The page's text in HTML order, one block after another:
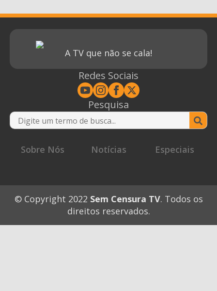
A TV que não se cala!
Redes Sociais
Pesquisa
Sobre Nós
Notícias Especiais
© Copyright 2022 Sem Censura TV. Todos os
direitos reservados.